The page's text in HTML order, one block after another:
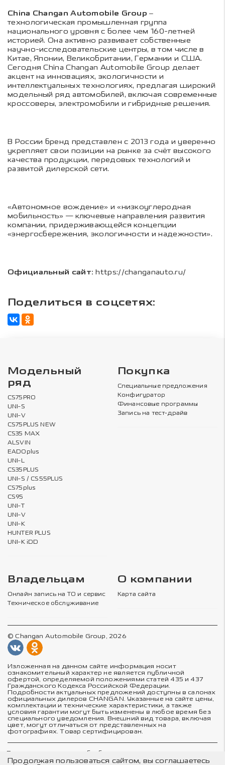
China Changan Automobile Group–
технологическая промышленная группа
национального уровня с более чем 160-летней
историей. Она активно развивает собственные
научно-исследовательские центры, в том числе в
Китае, Японии, Великобритании, Германии и США.
Сегодня China Changan Automobile Group делает
акцент на инновациях, экологичности и
интеллектуальных технологиях, предлагая широкий
модельный ряд автомобилей, включая современные
кроссоверы, электромобили и гибридные решения.
В России бренд представлен с 2013 года и уверенно
укрепляет свои позиции на рынке за счёт высокого
качества продукции, передовых технологий и
развитой дилерской сети.
«Автономное вождение» и «низкоуглеродная
мобильность» — ключевые направления развития
компании, придерживающейся концепции
«энергосбережения, экологичности и надежности».
Официальный сайт: https://changanauto.ru/
Поделиться в соцсетях:
Модельный
ряд
CS75PRO
UNI-S
UNI-V
CS75PLUS NEW
CS35 MAX
ALSVIN
EADOplus
UNI-L
CS35PLUS
UNI-S / CS55PLUS
CS75plus
CS95
UNI-T
UNI-V
UNI-K
HUNTER PLUS
UNI-K iDD
Покупка
Специальные предложения
Конфигуратор
Финансовые программы
Запись на тест-драйв
Владельцам
Онлайн запись на ТО и сервис
Техническое обслуживание
О компании
Карта сайта
© Changan Automobile Group, 2026
Изложенная на данном сайте информация носит
ознакомительный характер не является публичной
офертой, определяемой положениями статей 435 и 437
Гражданского Кодекса Российской Федерации.
Подробности актуальных предложений доступны в салонах
официальных дилеров CHANGAN. Указанные на сайте цены,
комплектации и технические характеристики, а также
условия гарантии могут быть изменены в любое время без
специального уведомления. Внешний вид товара, включая
цвет, могут отличаться от представленных на
фотографиях. Товар сертифицирован.
Политика в отношении обработки персональных данных
Политика конфиденциальности
Продолжая пользоваться сайтом, вы соглашаетесь